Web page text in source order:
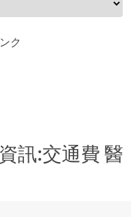
ク
訊:交通費 醫